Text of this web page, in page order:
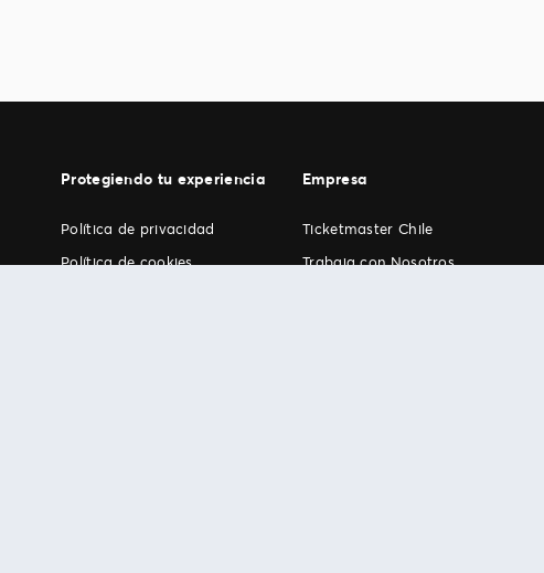
Protegiendo tu experiencia
Política de privacidad
Política de cookies
Empresa
Ticketmaster Chile
Trabaja con Nosotros